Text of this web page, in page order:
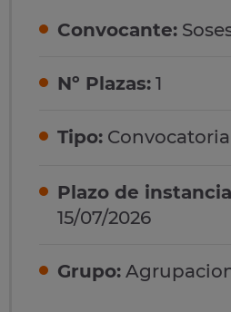
Convocante:
Nº Plazas: 1
Tipo: Convocatoria
Plazo de
15/07/2026
Grupo: